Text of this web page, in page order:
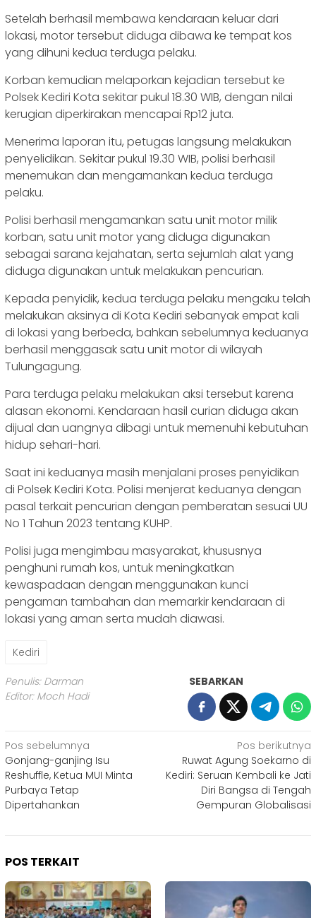
‎‎Setelah berhasil membawa kendaraan keluar dari
lokasi, motor tersebut diduga dibawa ke tempat kos
yang dihuni kedua terduga pelaku.
‎‎Korban kemudian melaporkan kejadian tersebut ke
Polsek Kediri Kota sekitar pukul 18.30 WIB, dengan nilai
kerugian diperkirakan mencapai Rp12 juta.
‎‎Menerima laporan itu, petugas langsung melakukan
penyelidikan. Sekitar pukul 19.30 WIB, polisi berhasil
menemukan dan mengamankan kedua terduga
pelaku.
‎‎Polisi berhasil mengamankan satu unit motor milik
korban, satu unit motor yang diduga digunakan
sebagai sarana kejahatan, serta sejumlah alat yang
diduga digunakan untuk melakukan pencurian.
Kepada penyidik, kedua terduga pelaku mengaku telah
melakukan aksinya di Kota Kediri sebanyak empat kali
di lokasi yang berbeda, bahkan sebelumnya keduanya
berhasil menggasak satu unit motor di wilayah
Tulungagung.
‎Para terduga pelaku melakukan aksi tersebut karena
alasan ekonomi. Kendaraan hasil curian diduga akan
dijual dan uangnya dibagi untuk memenuhi kebutuhan
hidup sehari-hari.
‎‎Saat ini keduanya masih menjalani proses penyidikan
di Polsek Kediri Kota. Polisi menjerat keduanya dengan
pasal terkait pencurian dengan pemberatan sesuai UU
No 1 Tahun 2023 tentang KUHP.
‎‎Polisi juga mengimbau masyarakat, khususnya
penghuni rumah kos, untuk meningkatkan
kewaspadaan dengan menggunakan kunci
pengaman tambahan dan memarkir kendaraan di
lokasi yang aman serta mudah diawasi.
Kediri
Penulis: Darman
Editor: Moch Hadi
SEBARKAN
Navigasi
pos
Pos sebelumnya
Gonjang-ganjing Isu
Reshuffle, Ketua MUI Minta
Purbaya Tetap
Dipertahankan
Pos berikutnya
Ruwat Agung Soekarno di
Kediri: Seruan Kembali ke Jati
Diri Bangsa di Tengah
Gempuran Globalisasi
POS TERKAIT